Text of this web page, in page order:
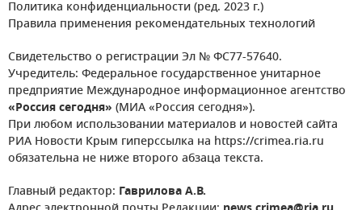
Политика конфиденциальности (ред. 2023 г.)
Правила применения рекомендательных технологий
Свидетельство о регистрации Эл № ФС77-57640.
Учредитель: Федеральное государственное унитарное
предприятие Международное информационное агентство
«Россия сегодня» (МИА «Россия сегодня»).
При любом использовании материалов и новостей сайта
РИА Новости Крым гиперссылка на https://crimea.ria.ru
обязательна не ниже второго абзаца текста.
Главный редактор: Гаврилова А.В.